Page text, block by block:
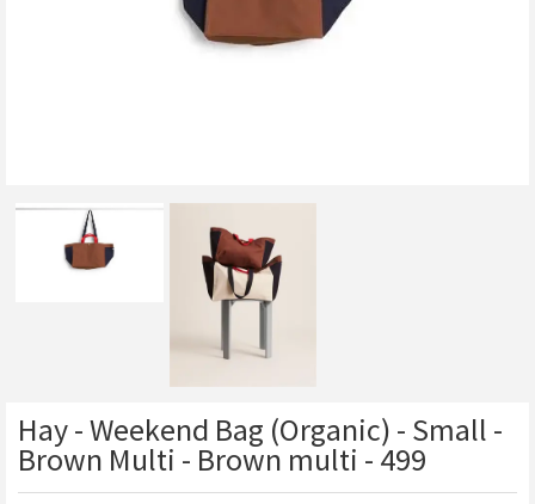
Hay - Weekend Bag (Organic) - Small -
Brown Multi - Brown multi - 499